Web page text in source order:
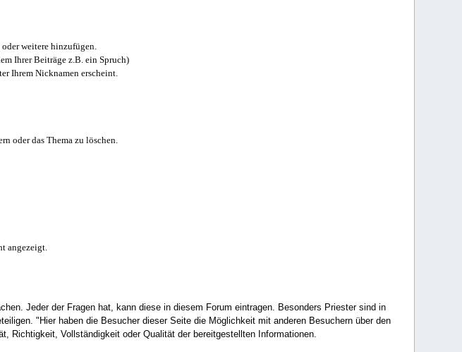
weitere hinzufügen.
Ihrer Beiträge z.B. ein Spruch)
Ihrem Nicknamen erscheint.
oder das Thema zu löschen.
angezeigt.
Jeder der Fragen hat, kann diese in diesem Forum eintragen. Besonders Priester sind in
"Hier haben die Besucher dieser Seite die Möglichkeit mit anderen Besuchern über den
Richtigkeit, Vollständigkeit oder Qualität der bereitgestellten Informationen.